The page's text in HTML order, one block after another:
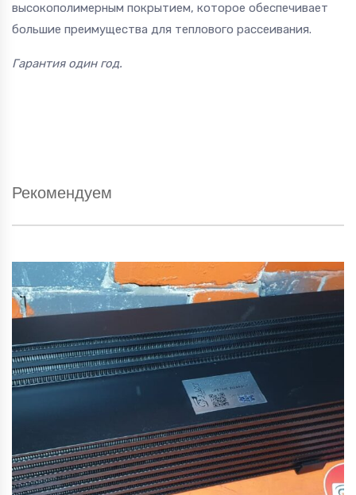
высокополимерным покрытием, которое обеспечивает
большие преимущества для теплового рассеивания.
Гарантия один год.
Рекомендуем